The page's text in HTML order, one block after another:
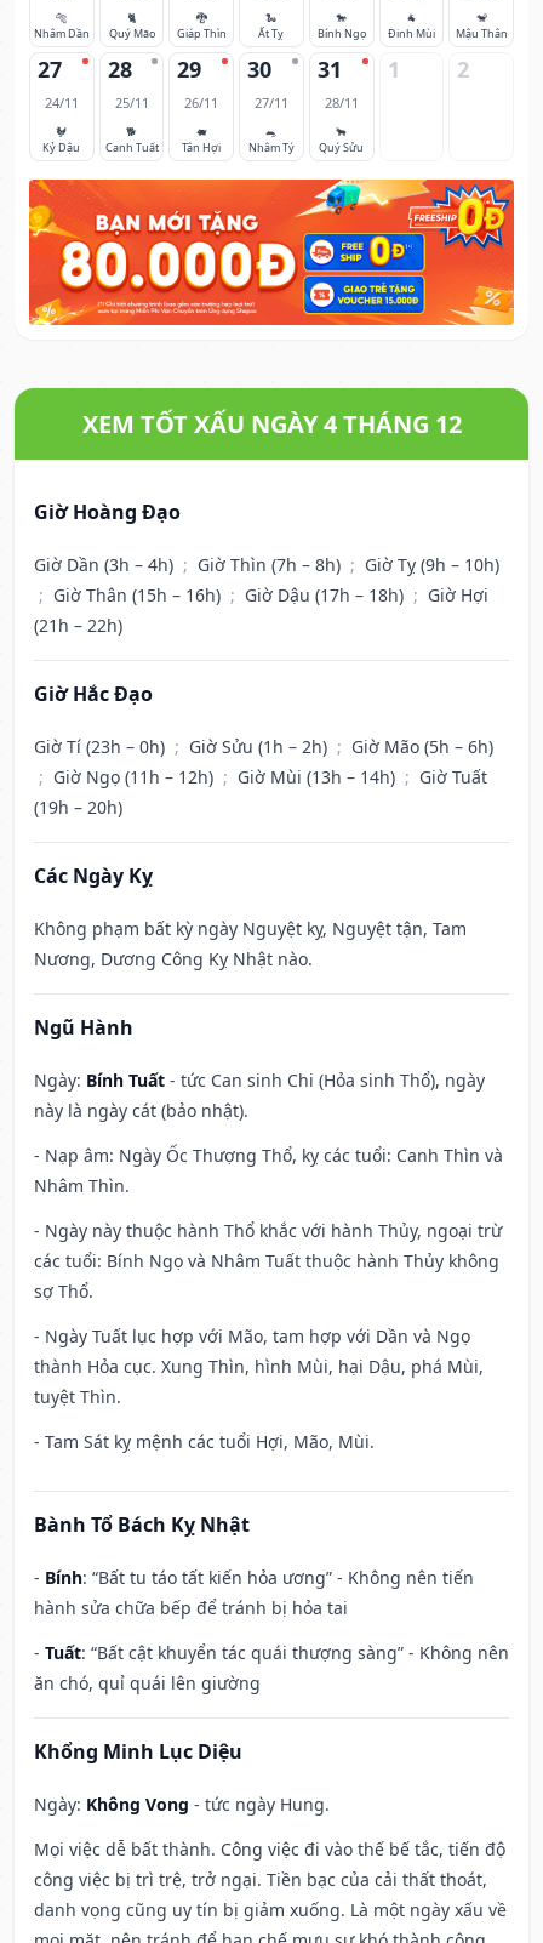
🐅
Nhâm Dần
🐈
Quý Mão
🐉
Giáp Thìn
🐍
Ất Tỵ
🐎
Bính Ngọ
🐐
Đinh Mùi
🐒
Mậu Thân
27
24/11
🐓
Kỷ Dậu
28
25/11
🐕
Canh Tuất
29
26/11
🐖
Tân Hợi
30
27/11
🐀
Nhâm Tý
31
28/11
🐂
Quý Sửu
1 2
XEM TỐT XẤU NGÀY 4 THÁNG 12
Giờ Hoàng Đạo
Giờ Dần (3h – 4h) ; Giờ Thìn (7h – 8h) ; Giờ Tỵ (9h – 10h)
; Giờ Thân (15h – 16h) ; Giờ Dậu (17h – 18h) ; Giờ Hợi
(21h – 22h)
Giờ Hắc Đạo
Giờ Tí (23h – 0h) ; Giờ Sửu (1h – 2h) ; Giờ Mão (5h – 6h)
; Giờ Ngọ (11h – 12h) ; Giờ Mùi (13h – 14h) ; Giờ Tuất
(19h – 20h)
Các Ngày Kỵ
Không phạm bất kỳ ngày Nguyệt kỵ, Nguyệt tận, Tam
Nương, Dương Công Kỵ Nhật nào.
Ngũ Hành
Ngày: Bính Tuất - tức Can sinh Chi (Hỏa sinh Thổ), ngày
này là ngày cát (bảo nhật).
- Nạp âm: Ngày Ốc Thượng Thổ, kỵ các tuổi: Canh Thìn và
Nhâm Thìn.
- Ngày này thuộc hành Thổ khắc với hành Thủy, ngoại trừ
các tuổi: Bính Ngọ và Nhâm Tuất thuộc hành Thủy không
sợ Thổ.
- Ngày Tuất lục hợp với Mão, tam hợp với Dần và Ngọ
thành Hỏa cục. Xung Thìn, hình Mùi, hại Dậu, phá Mùi,
tuyệt Thìn.
- Tam Sát kỵ mệnh các tuổi Hợi, Mão, Mùi.
Bành Tổ Bách Kỵ Nhật
- Bính: “Bất tu táo tất kiến hỏa ương” - Không nên tiến
hành sửa chữa bếp để tránh bị hỏa tai
- Tuất: “Bất cật khuyển tác quái thượng sàng” - Không nên
ăn chó, quỉ quái lên giường
Khổng Minh Lục Diệu
Ngày: Không Vong - tức ngày Hung.
Mọi việc dễ bất thành. Công việc đi vào thế bế tắc, tiến độ
công việc bị trì trệ, trở ngại. Tiền bạc của cải thất thoát,
danh vọng cũng uy tín bị giảm xuống. Là một ngày xấu về